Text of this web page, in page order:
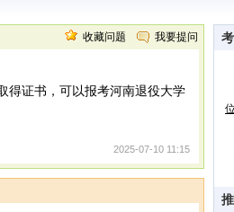
收藏问题 我要提问
得证书，可以报考河南退役大学
2025-07-10 11:15